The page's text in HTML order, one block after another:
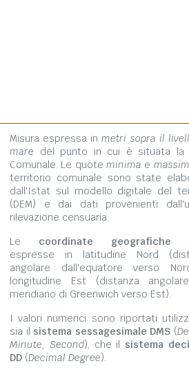
Misura espressa inmetri sopra il
mare del punto in cui è situata la
Comunale. Le quote minima e
territorio comunale sono state
dall'Istat sul modello digitale del
(DEM) e dai dati provenienti
rilevazione censuaria.
Le coordinate geografiche
espresse in latitudine Nord
angolare dall'equatore verso
longitudine Est (distanza
meridiano di Greenwich verso Est).
I valori numerici sono riportati
sia il sistema sessagesimale DMS (
Minute, Second), che il sistema
DD (Decimal Degree).